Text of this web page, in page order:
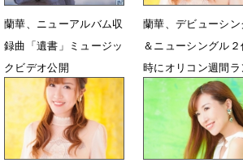
蘭華、ニューアルバム収
録曲「遺書」ミュージッ
クビデオ公開
7月13日 00時03分
蘭華、デビューシン
＆ニューシングル２
時にオリコン週間ラ
ングベスト10にラン
ン
8月19日 15時00分